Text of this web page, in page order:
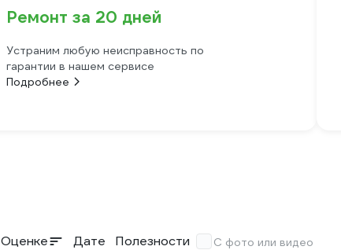
Ремонт за 20 дней
Устраним любую неисправность по
гарантии в нашем сервисе
Подробнее
Оценке Дате Полезности С фото или видео